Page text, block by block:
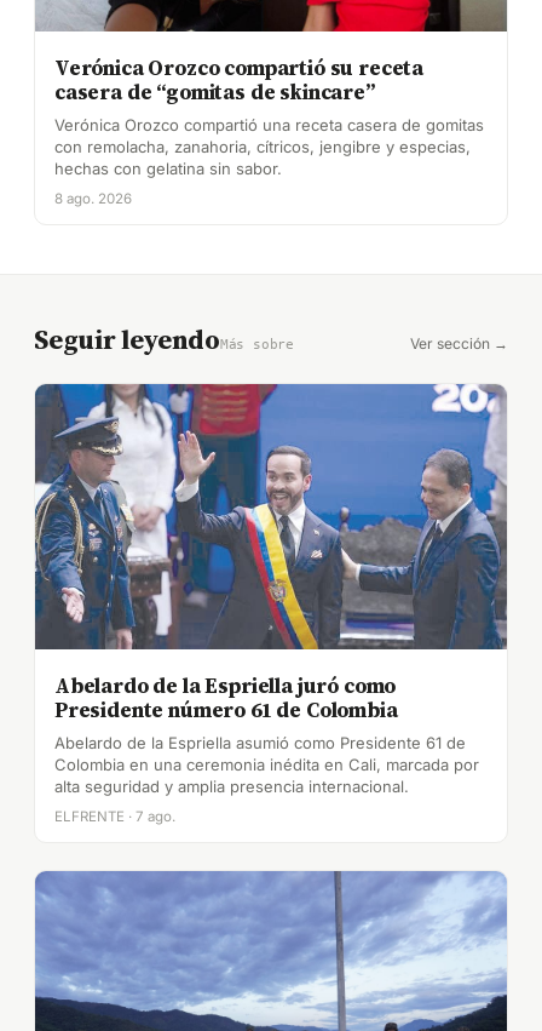
Verónica Orozco compartió su receta
casera de “gomitas de skincare”
Verónica Orozco compartió una receta casera de gomitas
con remolacha, zanahoria, cítricos, jengibre y especias,
hechas con gelatina sin sabor.
8 ago. 2026
Seguir leyendoMás sobre Ver sección →
Abelardo de la Espriella juró como
Presidente número 61 de Colombia
Abelardo de la Espriella asumió como Presidente 61 de
Colombia en una ceremonia inédita en Cali, marcada por
alta seguridad y amplia presencia internacional.
ELFRENTE · 7 ago.